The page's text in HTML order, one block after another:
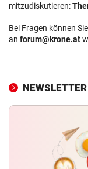
mitzudiskutieren:
Bei Fragen können
an forum@krone.at
NEWSLETTER